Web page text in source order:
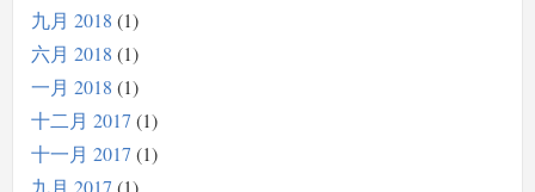
九月 2018 1
六月 2018 1
一月 2018 1
十二月 2017 1
十一月 2017 1
九月 2017 1